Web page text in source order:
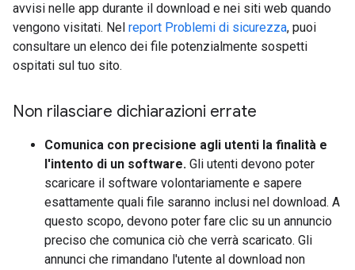
avvisi nelle app durante il download e nei siti web quando
vengono visitati. Nel report Problemi di sicurezza, puoi
consultare un elenco dei file potenzialmente sospetti
ospitati sul tuo sito.
Non rilasciare dichiarazioni errate
Comunica con precisione agli utenti la finalità e
l'intento di un software. Gli utenti devono poter
scaricare il software volontariamente e sapere
esattamente quali file saranno inclusi nel download. A
questo scopo, devono poter fare clic su un annuncio
preciso che comunica ciò che verrà scaricato. Gli
annunci che rimandano l'utente al download non